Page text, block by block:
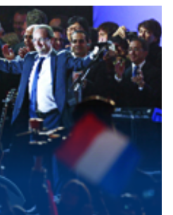
，兩人一起看山看海，男友